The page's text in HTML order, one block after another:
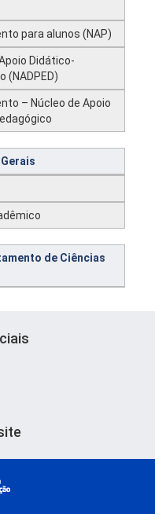
para alunos (NAP)
Didático-
(NADPED)
– Núcleo de Apoio
de Ciências